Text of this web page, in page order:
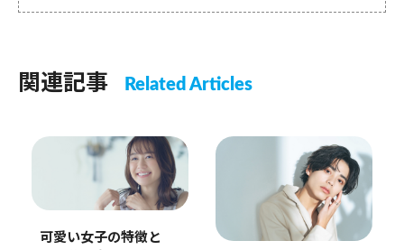
関連記事 Related Articles
可愛い女子の特徴と